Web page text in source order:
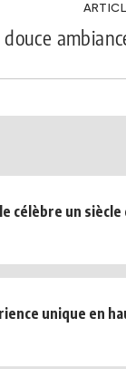
célèbre un siècle
unique en